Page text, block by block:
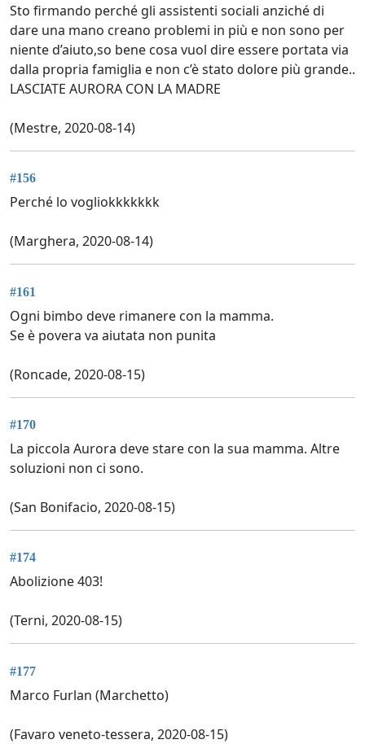
Sto firmando perché gli assistenti sociali anziché di
dare una mano creano problemi in più e non sono per
niente d’aiuto,so bene cosa vuol dire essere portata via
dalla propria famiglia e non c’è stato dolore più grande..
LASCIATE AURORA CON LA MADRE
(Mestre, 2020-08-14)
#156
Perché lo vogliokkkkkkk
(Marghera, 2020-08-14)
#161
Ogni bimbo deve rimanere con la mamma.
Se è povera va aiutata non punita
(Roncade, 2020-08-15)
#170
La piccola Aurora deve stare con la sua mamma. Altre
soluzioni non ci sono.
(San Bonifacio, 2020-08-15)
#174
Abolizione 403!
(Terni, 2020-08-15)
#177
Marco Furlan (Marchetto)
(Favaro veneto-tessera, 2020-08-15)